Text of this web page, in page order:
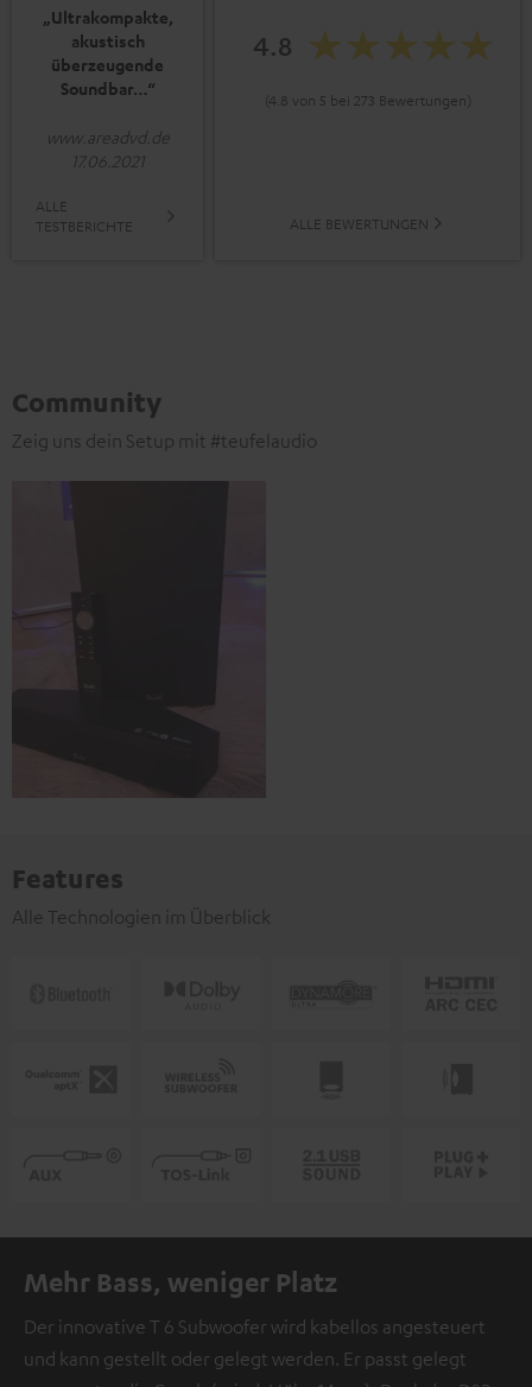
„Ultrakompakte,
akustisch
überzeugende
Soundbar…“
www.areadvd.de
17.06.2021
ALLE
TESTBERICHTE
4.8
(4.8 von 5 bei 273 Bewertungen)
ALLE BEWERTUNGEN
Community
Zeig uns dein Setup mit #teufelaudio
Features
Alle Technologien im Überblick
Mehr Bass, weniger Platz
Der innovative T 6 Subwoofer wird kabellos angesteuert
und kann gestellt oder gelegt werden. Er passt gelegt